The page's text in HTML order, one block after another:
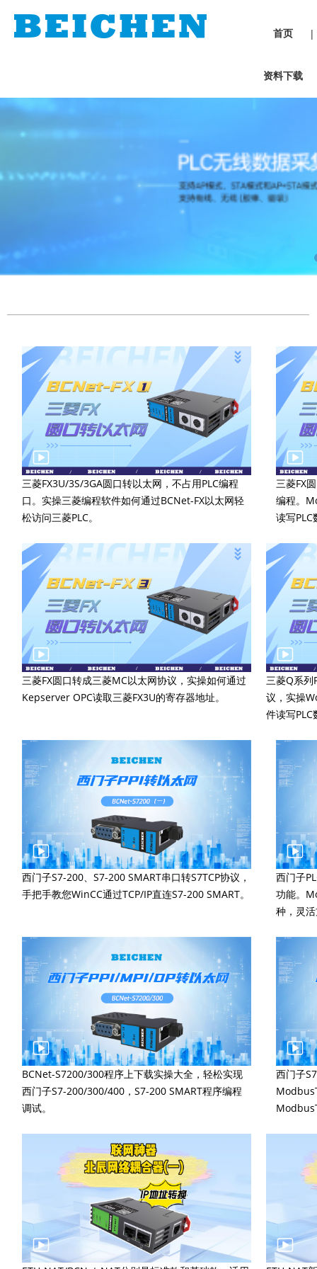
首页 |
资料下载
三菱FX3U/3S/3GA圆口转以太网，不占用PLC编程
口。实操三菱编程软件如何通过BCNet-FX以太网轻
松访问三菱PLC。
三菱FX
编程。
读写PLC
三菱FX圆口转成三菱MC以太网协议，实操如何通过
Kepserver OPC读取三菱FX3U的寄存器地址。
三菱Q系列
议，实操
件读写PLC
西门子S7-200、S7-200 SMART串口转S7TCP协议，
手把手教您WinCC通过TCP/IP直连S7-200 SMART。
西门子
功能。
种，灵
BCNet-S7200/300程序上下载实操大全，轻松实现
西门子S7-200/300/400，S7-200 SMART程序编程
调试。
西门子